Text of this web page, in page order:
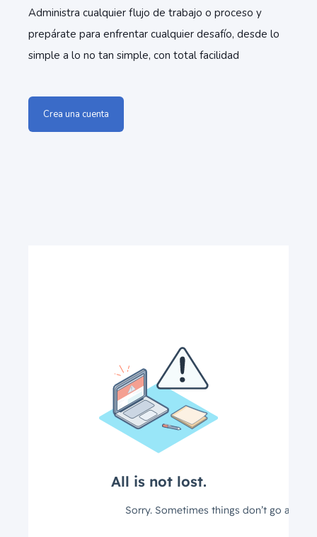
Administra cualquier flujo de trabajo o proceso y
prepárate para enfrentar cualquier desafío, desde lo
simple a lo no tan simple, con total facilidad
Crea una cuenta